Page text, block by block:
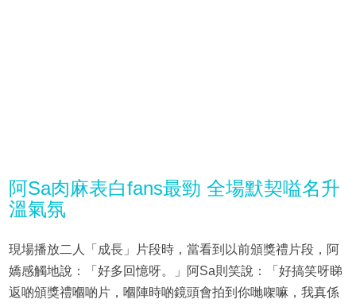
阿Sa肉麻表白fans最勁 全場默契嗌名升
溫氣氛
現場播放二人「成長」片段時，當看到以前頒獎禮片段，阿
嬌感觸地說：「好多回憶呀。」阿Sa則笑說：「好搞笑呀睇
返啲頒獎禮嗰啲片，嗰陣時啲鏡頭會拍到你哋㗎嘛，我真係